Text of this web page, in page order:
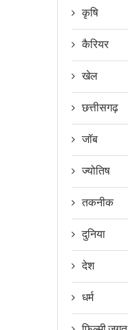
कृषि
कैरियर
खेल
छत्तीसगढ़
जॉब
ज्योतिष
तकनीक
दुनिया
देश
धर्म